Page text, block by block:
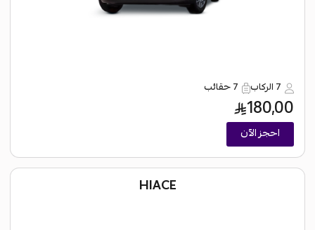
7 الركاب 7 حقائب
180,00
احجز الآن
HIACE